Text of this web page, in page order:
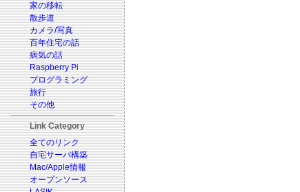
家の移転
散歩道
カメラ/写真
百年住宅の話
病気の話
Raspberry Pi
プログラミング
旅行
その他
Link Category
全てのリンク
自宅サーバ構築
Mac/Apple情報
オープンソース